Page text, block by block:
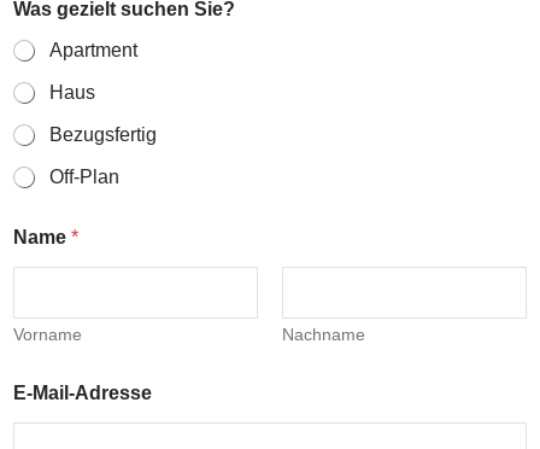
Was gezielt suchen Sie?
Apartment
Haus
Bezugsfertig
Off-Plan
Name *
Vorname Nachname
E-Mail-Adresse